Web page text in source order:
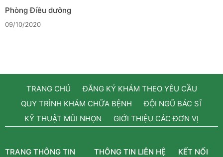
Phòng Điều dưỡng
09/10/2020
TRANG CHỦ
ĐĂNG KÝ KHÁM THEO YÊU CẦU
QUY TRÌNH KHÁM CHỮA BỆNH
ĐỘI NGŨ BÁC SĨ
KỸ THUẬT MŨI NHỌN
GIỚI THIỆU CÁC ĐƠN VỊ
TRANG THÔNG TIN
THÔNG TIN LIÊN HỆ
KẾT NỐI